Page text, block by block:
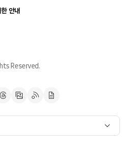
안내
Reserved.